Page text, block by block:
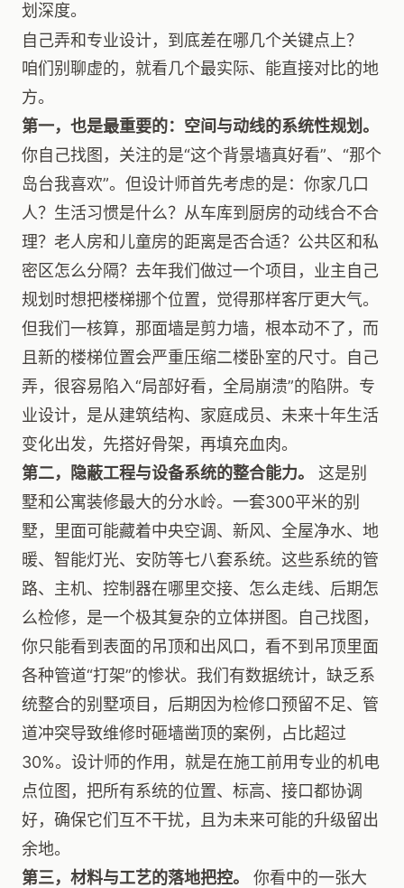
划深度。
自己弄和专业设计，到底差在哪几个关键点上？
咱们别聊虚的，就看几个最实际、能直接对比的地
方。
第一，也是最重要的：空间与动线的系统性规划。
你自己找图，关注的是“这个背景墙真好看”、“那个
岛台我喜欢”。但设计师首先考虑的是：你家几口
人？生活习惯是什么？从车库到厨房的动线合不合
理？老人房和儿童房的距离是否合适？公共区和私
密区怎么分隔？去年我们做过一个项目，业主自己
规划时想把楼梯挪个位置，觉得那样客厅更大气。
但我们一核算，那面墙是剪力墙，根本动不了，而
且新的楼梯位置会严重压缩二楼卧室的尺寸。自己
弄，很容易陷入“局部好看，全局崩溃”的陷阱。专
业设计，是从建筑结构、家庭成员、未来十年生活
变化出发，先搭好骨架，再填充血肉。
第二，隐蔽工程与设备系统的整合能力。
这是别
墅和公寓装修最大的分水岭。一套300平米的别
墅，里面可能藏着中央空调、新风、全屋净水、地
暖、智能灯光、安防等七八套系统。这些系统的管
路、主机、控制器在哪里交接、怎么走线、后期怎
么检修，是一个极其复杂的立体拼图。自己找图，
你只能看到表面的吊顶和出风口，看不到吊顶里面
各种管道“打架”的惨状。我们有数据统计，缺乏系
统整合的别墅项目，后期因为检修口预留不足、管
道冲突导致维修时砸墙凿顶的案例，占比超过
30%。设计师的作用，就是在施工前用专业的机电
点位图，把所有系统的位置、标高、接口都协调
好，确保它们互不干扰，且为未来可能的升级留出
余地。
第三，材料与工艺的落地把控。
你看中的一张大